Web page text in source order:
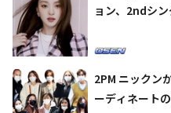
ョン、2ndシ
2PM ニックン
ーディネート